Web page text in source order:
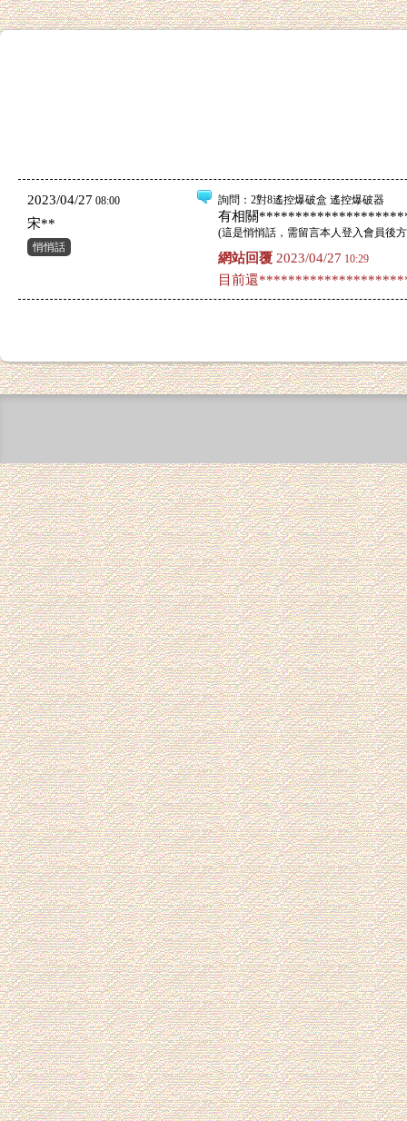
2023/04/27 08:00
宋**
悄悄話
詢問 ：2對8遙控爆破盒 遙控爆破器
有相關
(這是悄悄話，需留言本人登入會員後
網站回覆 2023/04/27 10:29
目前還